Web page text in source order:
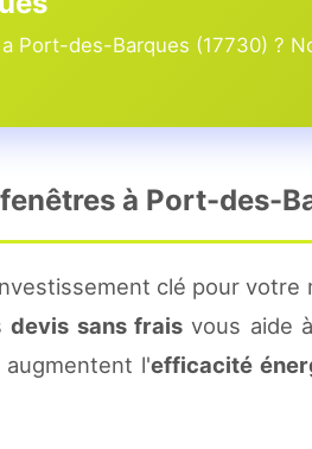
Port-des-Barques (17730) ?
à Port-des-
clé pour votre
devis sans frais vous aide
l'efficacité